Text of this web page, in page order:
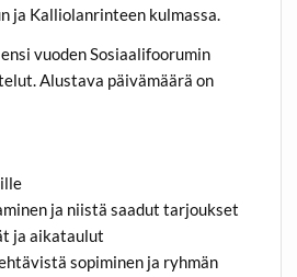
ja Kalliolanrinteen kulmassa.
vuoden Sosiaalifoorumin
Alustava päivämäärä on
ja niistä saadut tarjoukset
ja aikataulut
sopiminen ja ryhmän